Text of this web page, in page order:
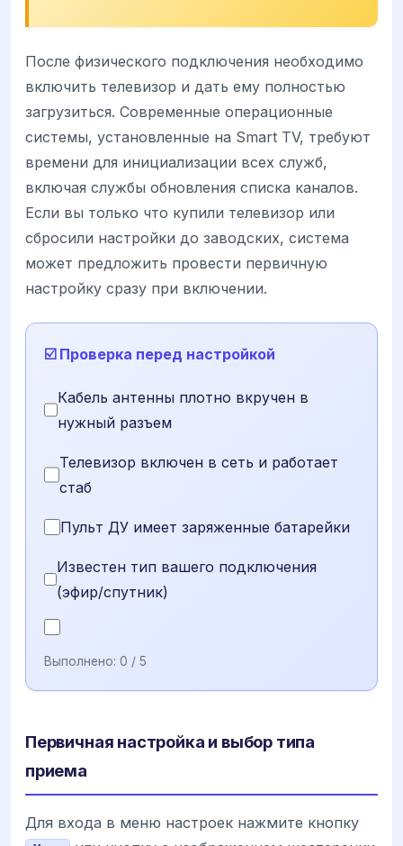
После физического подключения необходимо
включить телевизор и дать ему полностью
загрузиться. Современные операционные
системы, установленные на Smart TV, требуют
времени для инициализации всех служб,
включая службы обновления списка каналов.
Если вы только что купили телевизор или
сбросили настройки до заводских, система
может предложить провести первичную
настройку сразу при включении.
☑️ Проверка перед настройкой
Кабель антенны плотно вкручен в
нужный разъем
Телевизор включен в сеть и работает
стаб
Пульт ДУ имеет заряженные батарейки
Известен тип вашего подключения
(эфир/спутник)
Выполнено: 0 / 5
Первичная настройка и выбор типа
приема
Для входа в меню настроек нажмите кнопку